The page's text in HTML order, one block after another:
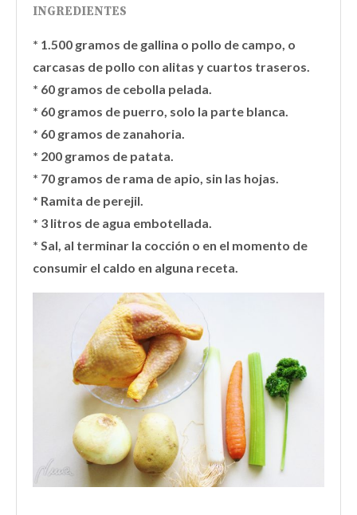
INGREDIENTES
* 1.500 gramos de gallina o pollo de campo, o
carcasas de pollo con alitas y cuartos traseros.
* 60 gramos de cebolla pelada.
* 60 gramos de puerro, solo la parte blanca.
* 60 gramos de zanahoria.
* 200 gramos de patata.
* 70 gramos de rama de apio, sin las hojas.
* Ramita de perejil.
* 3 litros de agua embotellada.
* Sal, al terminar la cocción o en el momento de
consumir el caldo en alguna receta.